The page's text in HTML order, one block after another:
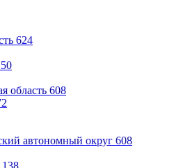
624
50
область 608
автономный округ 608
138